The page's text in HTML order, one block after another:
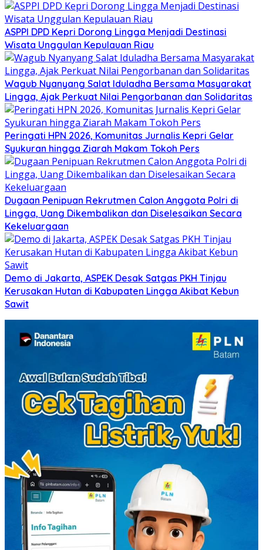
ASPPI DPD Kepri Dorong Lingga Menjadi Destinasi
Wisata Unggulan Kepulauan Riau
Wagub Nyanyang Salat Iduladha Bersama Masyarakat
Lingga, Ajak Perkuat Nilai Pengorbanan dan Solidaritas
Peringati HPN 2026, Komunitas Jurnalis Kepri Gelar
Syukuran hingga Ziarah Makam Tokoh Pers
Dugaan Penipuan Rekrutmen Calon Anggota Polri di
Lingga, Uang Dikembalikan dan Diselesaikan Secara
Kekeluargaan
Demo di Jakarta, ASPEK Desak Satgas PKH Tinjau
Kerusakan Hutan di Kabupaten Lingga Akibat Kebun
Sawit